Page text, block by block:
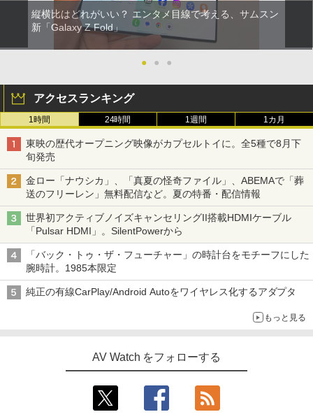
縦横比はどれがいい？ エンタメ目線で考える、サムスン
新「Galaxy Z Fold」
● ● ●
アクセスランキング
1時間 24時間 1週間 1カ月
東映の歴代オープニング映像がカプセルトイに。全5種で8月下
旬発売
金ロー「ナウシカ」、「真夏の怪奇ファイル」、ABEMAで「葬
送のフリーレン」無料配信など。夏の特番・配信情報
世界初アクティブノイズキャンセリングII搭載HDMIケーブル
「Pulsar HDMI」。SilentPowerから
「バック・トゥ・ザ・フューチャー」の時計台をモチーフにした
腕時計。1985本限定
純正の有線CarPlay/Android Autoをワイヤレス化するアダプタ
もっと見る
AV Watch をフォローする